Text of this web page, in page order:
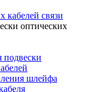
кабелей связи
оптических
подвески
шлейфа